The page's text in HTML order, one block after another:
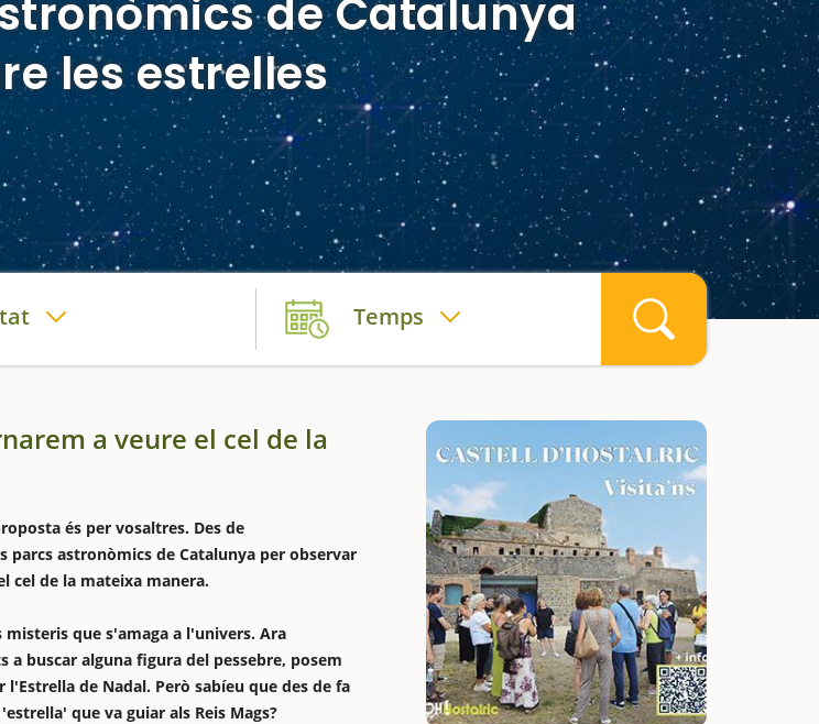
de Catalunya
les estrelles
Temps
a veure el cel de la
és per vosaltres. Des de
astronòmics de Catalunya per observar
cel de la mateixa manera.
que s'amaga a l'univers. Ara
a buscar alguna figura del pessebre, posem
de Nadal. Però sabíeu que des de fa
que va guiar als Reis Mags?